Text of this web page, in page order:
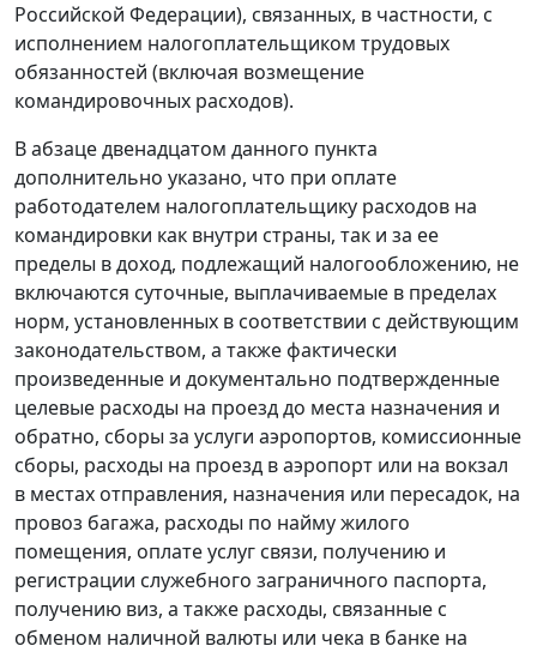
Российской Федерации), связанных, в частности, с
исполнением налогоплательщиком трудовых
обязанностей (включая возмещение
командировочных расходов).
В абзаце двенадцатом данного пункта
дополнительно указано, что при оплате
работодателем налогоплательщику расходов на
командировки как внутри страны, так и за ее
пределы в доход, подлежащий налогообложению, не
включаются суточные, выплачиваемые в пределах
норм, установленных в соответствии с действующим
законодательством, а также фактически
произведенные и документально подтвержденные
целевые расходы на проезд до места назначения и
обратно, сборы за услуги аэропортов, комиссионные
сборы, расходы на проезд в аэропорт или на вокзал
в местах отправления, назначения или пересадок, на
провоз багажа, расходы по найму жилого
помещения, оплате услуг связи, получению и
регистрации служебного заграничного паспорта,
получению виз, а также расходы, связанные с
обменом наличной валюты или чека в банке на